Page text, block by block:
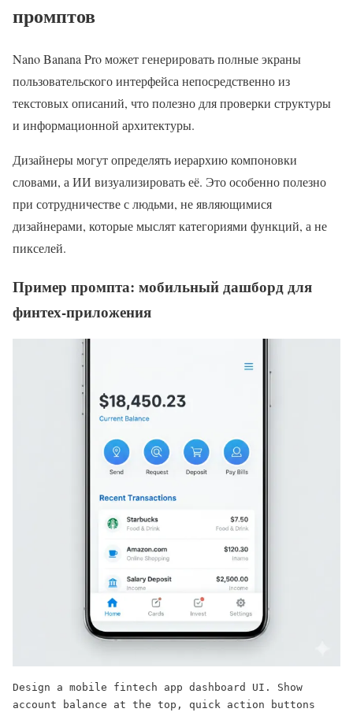
промптов
Nano Banana Pro может генерировать полные экраны
пользовательского интерфейса непосредственно из
текстовых описаний, что полезно для проверки структуры
и информационной архитектуры.
Дизайнеры могут определять иерархию компоновки
словами, а ИИ визуализировать её. Это особенно полезно
при сотрудничестве с людьми, не являющимися
дизайнерами, которые мыслят категориями функций, а не
пикселей.
Пример промпта: мобильный дашборд для
финтех-приложения
Design a mobile fintech app dashboard UI. Show
account balance at the top, quick action buttons